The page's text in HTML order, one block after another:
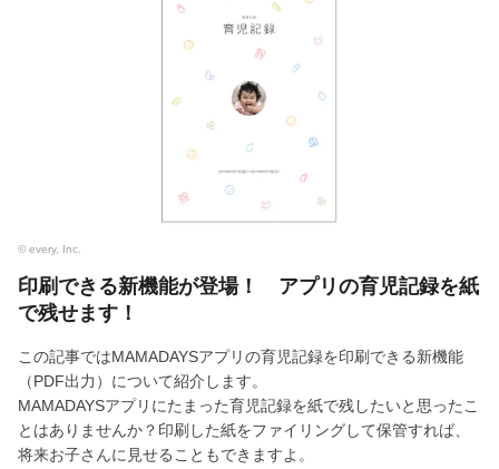
© every, Inc.
印刷できる新機能が登場！ アプリの育児記録を紙
で残せます！
この記事ではMAMADAYSアプリの育児記録を印刷できる新機能
（PDF出力）について紹介します。
MAMADAYSアプリにたまった育児記録を紙で残したいと思ったこ
とはありませんか？印刷した紙をファイリングして保管すれば、
将来お子さんに見せることもできますよ。